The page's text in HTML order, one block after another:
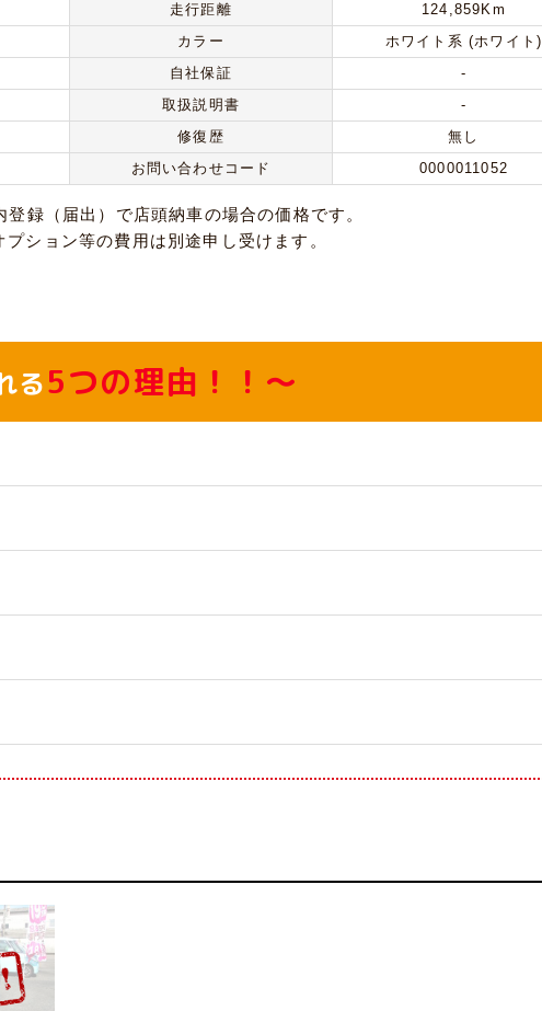
走行距離
124,859Km
カラー
ホワイト系 (ホワイト)
自社保証
-
取扱説明書
-
修復歴
無し
お問い合わせコード 0000011052
録（届出）で店頭納車の場合の価格です。
ション等の費用は別途申し受けます。
る5つの理由！！～